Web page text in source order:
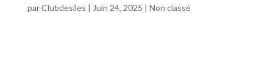
parClubdesiles | Juin 24, 2025 | Non classé